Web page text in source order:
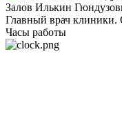
Залов Илькин
Главный врач клиники.
Часы работы